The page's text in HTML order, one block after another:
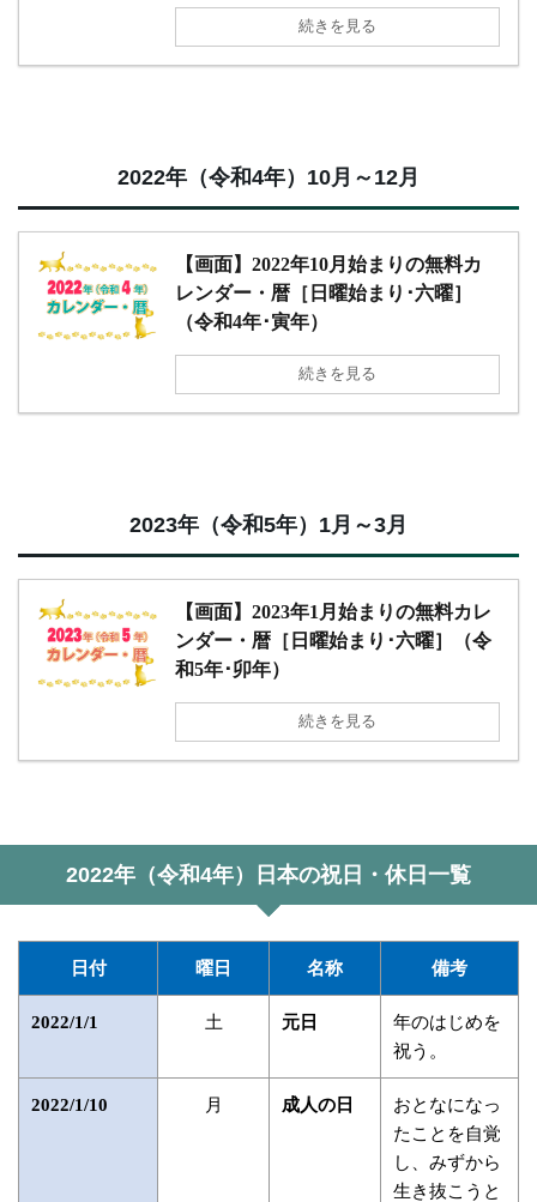
続きを見る
2022年（令和4年）10月～12月
【画面】2022年10月始まりの無料カ
レンダー・暦［日曜始まり･六曜］
（令和4年･寅年）
続きを見る
2023年（令和5年）1月～3月
【画面】2023年1月始まりの無料カレ
ンダー・暦［日曜始まり･六曜］（令
和5年･卯年）
続きを見る
2022年（令和4年）日本の祝日・休日一覧
日付 曜日 名称 備考
2022/1/1 土 元日
年のはじめを
祝う。
2022/1/10 月 成人の日
おとなになっ
たことを自覚
し、みずから
生き抜こうと